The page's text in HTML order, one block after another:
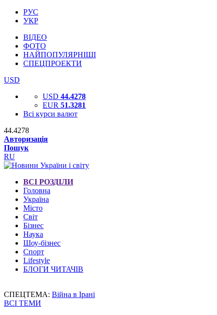
РУС
УКР
ВІДЕО
ФОТО
НАЙПОПУЛЯРНІШІ
СПЕЦПРОЕКТИ
USD
USD 44.4278
EUR 51.3281
Всі курси валют
44.4278
Авторизація
Пошук
RU
ВСІ РОЗДІЛИ
Головна
Україна
Місто
Світ
Бізнес
Наука
Шоу-бізнес
Спорт
Lifestyle
БЛОГИ ЧИТАЧІВ
СПЕЦТЕМА: Війна в Ірані
ВСІ ТЕМИ